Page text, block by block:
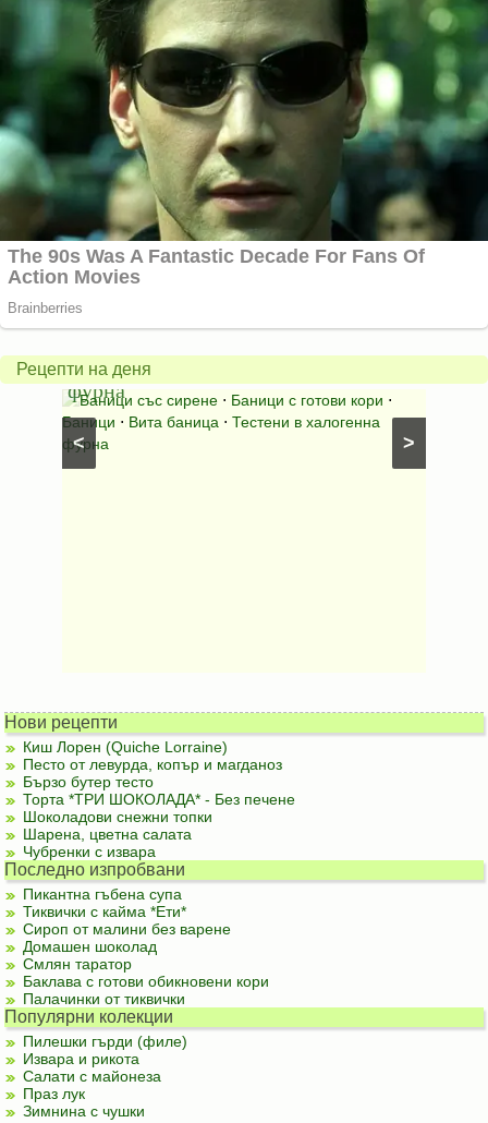
Рецепти на деня
>
<
Вита
баница
в
халогенна
фурна
Баници със сирене ⋅ Баници с готови кори ⋅
Баници ⋅ Вита баница ⋅ Тестени в халогенна
фурна
за
Нови рецепти
Киш Лорен (Quiche Lorraine)
Песто от левурда, копър и магданоз
Бързо бутер тесто
Торта *ТРИ ШОКОЛАДА* - Без печене
Шоколадови снежни топки
Шарена, цветна салата
Чубренки с извара
Последно изпробвани
Пикантна гъбена супа
Тиквички с кайма *Ети*
Сироп от малини без варене
Домашен шоколад
Смлян таратор
Баклава с готови обикновени кори
Палачинки от тиквички
Популярни колекции
Пилешки гърди (филе)
Извара и рикота
Салати с майонеза
Праз лук
Зимнина с чушки